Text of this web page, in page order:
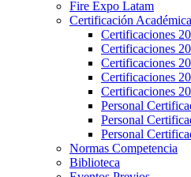
Fire Expo Latam
Certificación Académica
Certificaciones
Certificaciones
Certificaciones
Certificaciones
Certificaciones
Personal
Personal
Personal
Normas Competencia
Biblioteca